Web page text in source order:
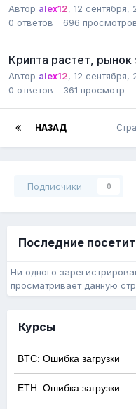
Автор alex12, 12 сентября,
0 ответов 696
Крипта растет, рынок
Автор alex12, 12 сентября,
0 ответов 361 просмотр
НАЗАД
Подписчики 0
Последние
Ни одного
просматривает данную
Курсы
BTC: Ошибка загрузки
ETH: Ошибка загрузки